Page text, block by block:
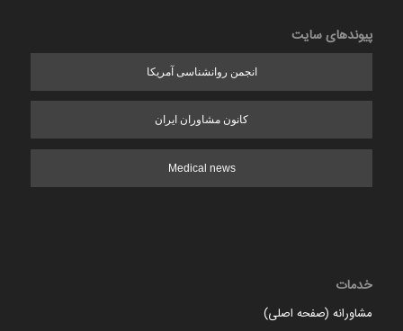
پیوندهای سایت
انجمن روانشناسی آمریکا
کانون مشاوران ایران
Medical news
خدمات
مشاورانه (صفحه اصلی)